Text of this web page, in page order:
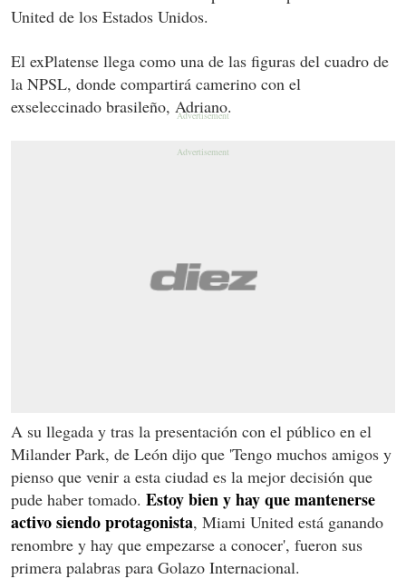
United de los Estados Unidos.
El exPlatense llega como una de las figuras del cuadro de
la NPSL, donde compartirá camerino con el
exseleccinado brasileño, Adriano.
A su llegada y tras la presentación con el público en el
Milander Park, de León dijo que 'Tengo muchos amigos y
pienso que venir a esta ciudad es la mejor decisión que
pude haber tomado. Estoy bien y hay que mantenerse
activo siendo protagonista, Miami United está ganando
renombre y hay que empezarse a conocer', fueron sus
primera palabras para Golazo Internacional.